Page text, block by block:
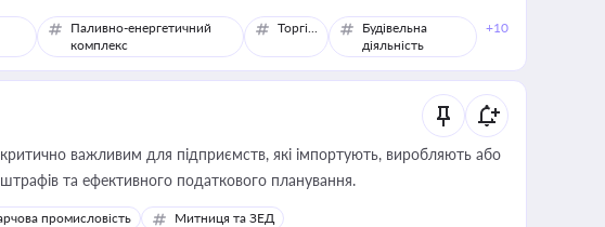
Паливно-енергетичний
комплекс
Торгівля
Будівельна
діяльність
+10
важливим для підприємств, які імпортують, виробляють або
та ефективного податкового планування.
промисловість Митниця та ЗЕД